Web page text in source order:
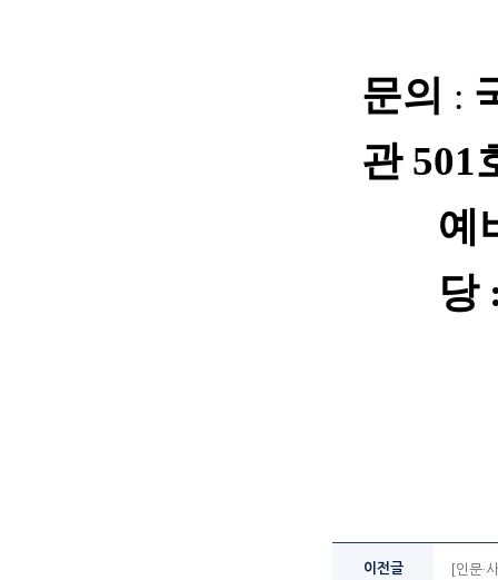
문의 :
관 501
예
당
이전글 [인문·